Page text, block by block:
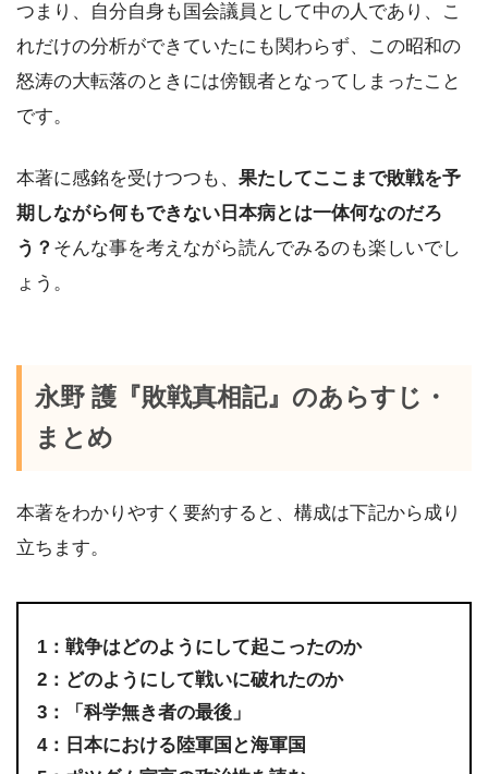
つまり、自分自身も国会議員として中の人であり、こ
れだけの分析ができていたにも関わらず、この昭和の
怒涛の大転落のときには傍観者となってしまったこと
です。
本著に感銘を受けつつも、 果たしてここまで敗戦を予
期しながら何もできない日本病とは一体何なのだろ
う？ そんな事を考えながら読んでみるのも楽しいでし
ょう。
永野 護『敗戦真相記』のあらすじ・
まとめ
本著をわかりやすく要約すると、構成は下記から成り
立ちます。
1：戦争はどのようにして起こったのか
2：どのようにして戦いに破れたのか
3：「科学無き者の最後」
4：日本における陸軍国と海軍国